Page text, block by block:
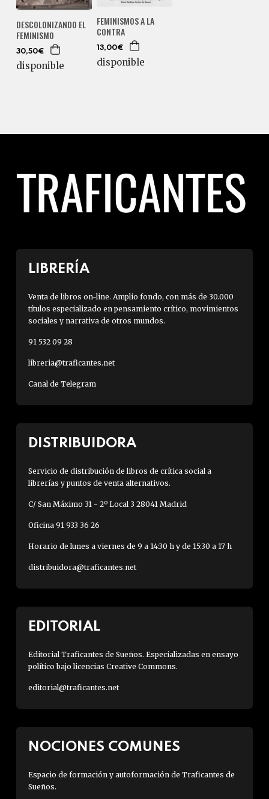
DESCOLONIZANDO EL
FEMINISMO
30,50€
disponible
FEMINISMOS A LA
CONTRA
13,00€
disponible
LIBRERÍA
Venta de libros on-line. Amplio fondo, con más de 30.000
títulos especializado en pensamiento crítico, movimientos
sociales y narrativa de otros mundos.
91 532 09 28
libreria@traficantes.net
Canal de Telegram
DISTRIBUIDORA
Servicio de distribución de libros de crítica social a
librerías y puntos de venta alternativos.
C/ San Máximo 31 - 2º Local 3 28041 Madrid
Oficina 91 933 36 26
Horario de lunes a viernes de 9 a 14:30 h y de 15:30 a 17 h
distribuidora@traficantes.net
EDITORIAL
Editorial Traficantes de Sueños. Especializadas en ensayo
político bajo licencias Creative Commons.
editorial@traficantes.net
NOCIONES COMUNES
Espacio de formación y autoformación de Traficantes de
Sueños.